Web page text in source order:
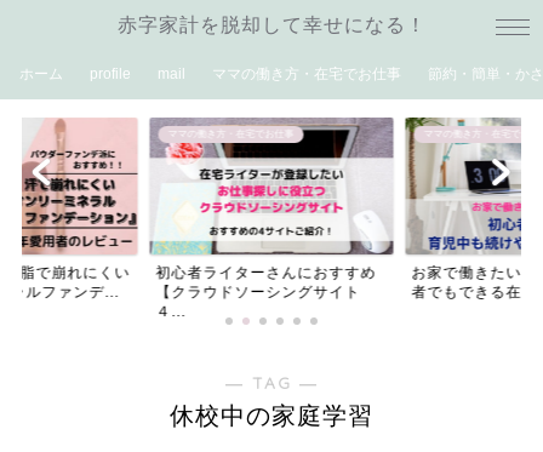
赤字家計を脱却して幸せになる！
ホーム profile mail ママの働き方・在宅でお仕事 節約・簡単・か
脂で崩れにくい
ラルファンデ...
ママの働き方・在宅でお仕事
初心者ライターさんにおすすめ
【クラウドソーシングサイト
４...
ママの働き方・在宅でお仕
お家で働きたいマ
者でもできる在宅
― TAG ―
休校中の家庭学習